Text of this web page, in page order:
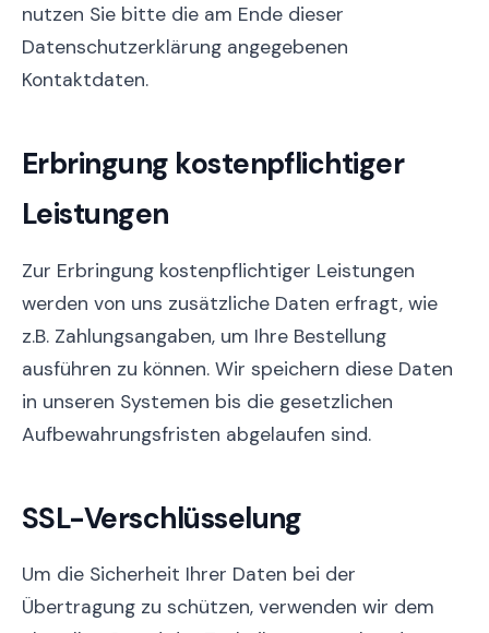
nutzen Sie bitte die am Ende dieser
Datenschutzerklärung angegebenen
Kontaktdaten.
Erbringung kostenpflichtiger
Leistungen
Zur Erbringung kostenpflichtiger Leistungen
werden von uns zusätzliche Daten erfragt, wie
z.B. Zahlungsangaben, um Ihre Bestellung
ausführen zu können. Wir speichern diese Daten
in unseren Systemen bis die gesetzlichen
Aufbewahrungsfristen abgelaufen sind.
SSL-Verschlüsselung
Um die Sicherheit Ihrer Daten bei der
Übertragung zu schützen, verwenden wir dem